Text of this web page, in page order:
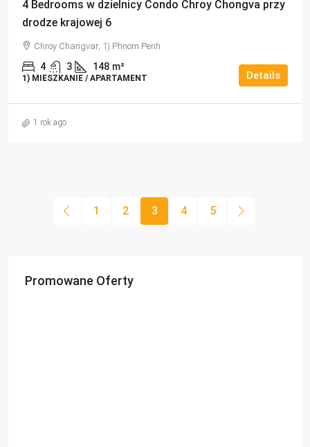
4 Bedrooms w dzielnicy Condo Chroy Chongva przy
drodze krajowej 6
Chroy Changvar, 1) Phnom Penh
4 3 148 m²
1) MIESZKANIE / APARTAMENT Details
1 rok ago
1 2 3 4 5
Promowane Oferty